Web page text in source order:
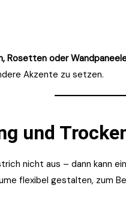
Rosetten oder
Akzente zu setzen.
und
nicht aus – dann kann
flexibel gestalten, zum